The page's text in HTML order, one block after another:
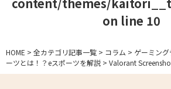
on line 10
HOME > 全カテゴリ記事一覧 > コラム > ゲーミング
ーツとは！？eスポーツを解説 > Valorant